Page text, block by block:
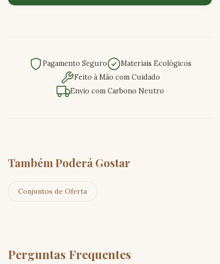
Pagamento Seguro
Materiais Ecológicos
Feito à Mão com Cuidado
Envio com Carbono Neutro
Também Poderá Gostar
Conjuntos de Oferta
Perguntas Frequentes